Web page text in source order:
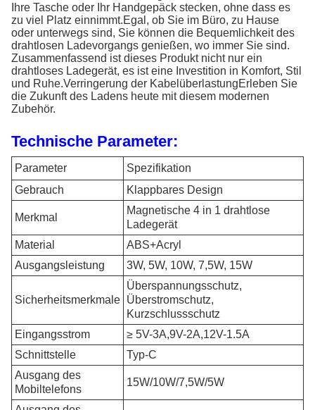
Ihre Tasche oder Ihr Handgepäck stecken, ohne dass es
zu viel Platz einnimmt.Egal, ob Sie im Büro, zu Hause
oder unterwegs sind, Sie können die Bequemlichkeit des
drahtlosen Ladevorgangs genießen, wo immer Sie sind.
Zusammenfassend ist dieses Produkt nicht nur ein
drahtloses Ladegerät, es ist eine Investition in Komfort, Stil
und Ruhe.Verringerung der KabelüberlastungErleben Sie
die Zukunft des Ladens heute mit diesem modernen
Zubehör.
Technische Parameter:
Parameter
Spezifikation
Gebrauch
Klappbares Design
Merkmal
Magnetische 4 in 1 drahtlose
Ladegerät
Material
ABS+Acryl
Ausgangsleistung
3W, 5W, 10W, 7,5W, 15W
Sicherheitsmerkmale
Überspannungsschutz,
Überstromschutz,
Kurzschlussschutz
Eingangsstrom
≥ 5V-3A,9V-2A,12V-1.5A
Schnittstelle
Typ-C
Ausgang des
Mobiltelefons
15W/10W/7,5W/5W